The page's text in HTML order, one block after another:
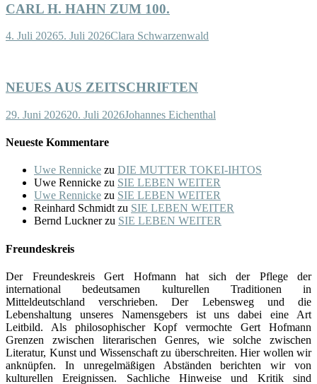
CARL H. HAHN ZUM 100.
4. Juli 20265. Juli 2026Clara Schwarzenwald
NEUES AUS ZEITSCHRIFTEN
29. Juni 202620. Juli 2026Johannes Eichenthal
Neueste Kommentare
Uwe Rennicke zu DIE MUTTER TOKEI-IHTOS
Uwe Rennicke zu SIE LEBEN WEITER
Uwe Rennicke zu SIE LEBEN WEITER
Reinhard Schmidt zu SIE LEBEN WEITER
Bernd Lucknerzu SIE LEBEN WEITER
Freundeskreis
Der Freundeskreis Gert Hofmann hat sich der Pflege der
international bedeutsamen kulturellen Traditionen in
Mitteldeutschland verschrieben. Der Lebensweg und die
Lebenshaltung unseres Namensgebers ist uns dabei eine Art
Leitbild. Als philosophischer Kopf vermochte Gert Hofmann
Grenzen zwischen literarischen Genres, wie solche zwischen
Literatur, Kunst und Wissenschaft zu überschreiten. Hier wollen wir
anknüpfen. In unregelmäßigen Abständen berichten wir von
kulturellen Ereignissen. Sachliche Hinweise und Kritik sind